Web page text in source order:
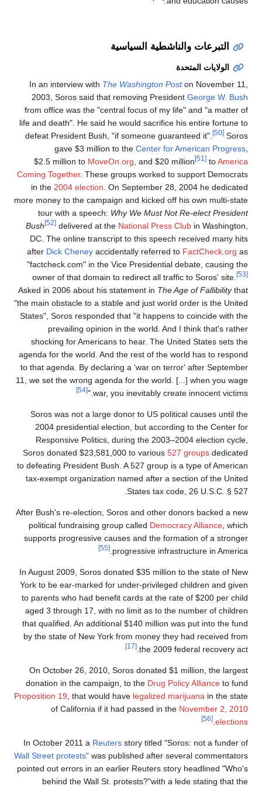
التبرعات والناشطية السياسية
الولايات المتحدة
In an interview with The Washington Poston November 11,
2003, Soros said that removing President George W. Bush
from office was the "central focus of my life" and "a matter of
life and death". He said he would sacrifice his entire fortune to
defeat President Bush, "if someone guaranteed it".
[50] Soros
gave $3 million to the Center for American Progress,
$2.5 million to MoveOn.org, and $20 million [51] toAmerica
Coming Together. These groups worked to support Democrats
in the 2004 election. On September 28, 2004 he dedicated
more money to the campaign and kicked off his own multi-state
tour with a speech: Why We Must Not Re-elect President
Bush
[52] delivered at the National Press Club in Washington,
DC. The online transcript to this speech received many hits
after Dick Cheney accidentally referred to FactCheck.org as
"factcheck.com" in the Vice Presidential debate, causing the
owner of that domain to redirect all traffic to Soros' site.
[53]
Asked in 2006 about his statement in The Age of Fallibilitythat
"the main obstacle to a stable and just world order is the United
States", Soros responded that "it happens to coincide with the
prevailing opinion in the world. And I think that's rather
shocking for Americans to hear. The United States sets the
agenda for the world. And the rest of the world has to respond
to that agenda. By declaring a 'war on terror' after September
11, we set the wrong agenda for the world. [...] when you wage
war, you inevitably create innocent victims."
[54]
Soros was not a large donor to US political causes until the
2004 presidential election, but according to the Center for
Responsive Politics, during the 2003–2004 election cycle,
Soros donated $23,581,000 to various 527 groups dedicated
to defeating President Bush. A 527 group is a type of American
tax-exempt organization named after a section of the United
States tax code, 26 U.S.C. § 527.
After Bush's re-election, Soros and other donors backed a new
political fundraising group called Democracy Alliance, which
supports progressive causes and the formation of a stronger
progressive infrastructure in America.
[55]
In August 2009, Soros donated $35 million to the state of New
York to be ear-marked for under-privileged children and given
to parents who had benefit cards at the rate of $200 per child
aged 3 through 17, with no limit as to the number of children
that qualified. An additional $140 million was put into the fund
by the state of New York from money they had received from
the 2009 federal recovery act.
[17]
On October 26, 2010, Soros donated $1 million, the largest
donation in the campaign, to the Drug Policy Alliance to fund
Proposition 19, that would have legalized marijuana in the state
of California if it had passed in the November 2, 2010
elections
.
[56]
In October 2011 a Reuters story titled "Soros: not a funder of
Wall Street protests" was published after several commentators
pointed out errors in an earlier Reuters story headlined "Who's
behind the Wall St. protests?"with a lede stating that the